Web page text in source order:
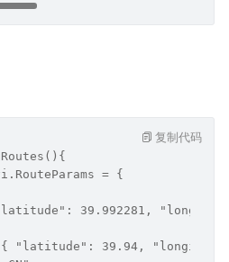
= {
39.992281,
"latitude": 39.94,
复制代码